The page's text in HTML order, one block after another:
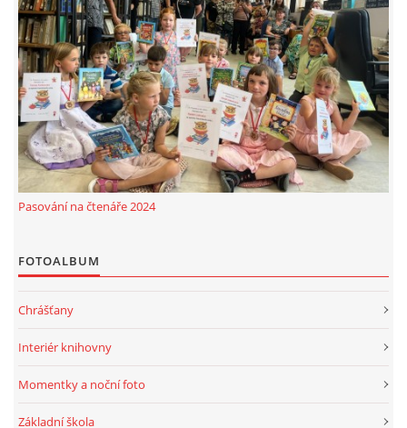
FOTOALBUM
PODĚKOVÁNÍ
NAPSALI O NÁS....
SLUŽBY
Pasování na čtenáře 2024
FOTOALBUM
Chrášťany
Interiér knihovny
Momentky a noční foto
Základní škola